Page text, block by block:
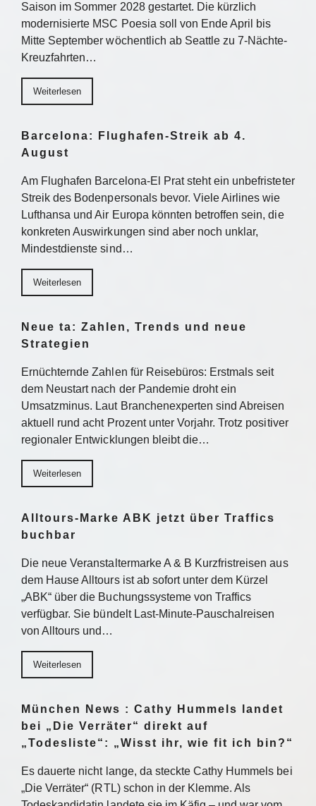
Saison im Sommer 2028 gestartet. Die kürzlich
modernisierte MSC Poesia soll von Ende April bis
Mitte September wöchentlich ab Seattle zu 7-Nächte-
Kreuzfahrten…
Weiterlesen
Barcelona: Flughafen-Streik ab 4.
August
Am Flughafen Barcelona-El Prat steht ein unbefristeter
Streik des Bodenpersonals bevor. Viele Airlines wie
Lufthansa und Air Europa könnten betroffen sein, die
konkreten Auswirkungen sind aber noch unklar,
Mindestdienste sind…
Weiterlesen
Neue ta: Zahlen, Trends und neue
Strategien
Ernüchternde Zahlen für Reisebüros: Erstmals seit
dem Neustart nach der Pandemie droht ein
Umsatzminus. Laut Branchenexperten sind Abreisen
aktuell rund acht Prozent unter Vorjahr. Trotz positiver
regionaler Entwicklungen bleibt die…
Weiterlesen
Alltours-Marke ABK jetzt über Traffics
buchbar
Die neue Veranstaltermarke A & B Kurzfristreisen aus
dem Hause Alltours ist ab sofort unter dem Kürzel
„ABK“ über die Buchungssysteme von Traffics
verfügbar. Sie bündelt Last-Minute-Pauschalreisen
von Alltours und…
Weiterlesen
München News : Cathy Hummels landet
bei „Die Verräter“ direkt auf
„Todesliste“: „Wisst ihr, wie fit ich bin?“
Es dauerte nicht lange, da steckte Cathy Hummels bei
„Die Verräter“ (RTL) schon in der Klemme. Als